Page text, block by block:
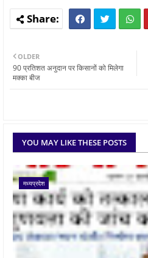
OLDER
90 प्रतिशत अनुदान पर किसानों को मिलेगा
मक्का बीज
YOU MAY LIKE THESE POSTS
मध्यप्रदेश